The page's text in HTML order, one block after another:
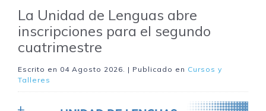
La Unidad de Lenguas abre
inscripciones para el segundo
cuatrimestre
Escrito en 04 Agosto 2026. | Publicado en Cursos y
Talleres